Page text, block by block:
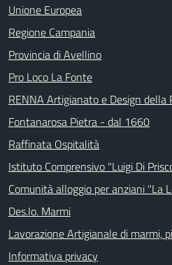
Unione Europea
Regione Campania
Provincia di Avellino
Pro Loco La Fonte
RENNA Artigianato e Design della
Fontanarosa Pietra - dal 1660
Raffinata Ospitalità
Istituto Comprensivo "Luigi Di
Comunità alloggio per anziani "La
Des.Io. Marmi
Lavorazione Artigianale di marmi,
Informativa privacy